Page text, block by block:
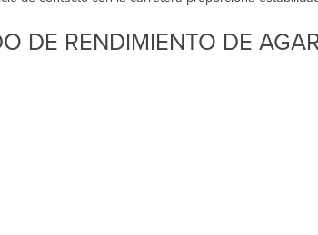
DE RENDIMIENTO DE